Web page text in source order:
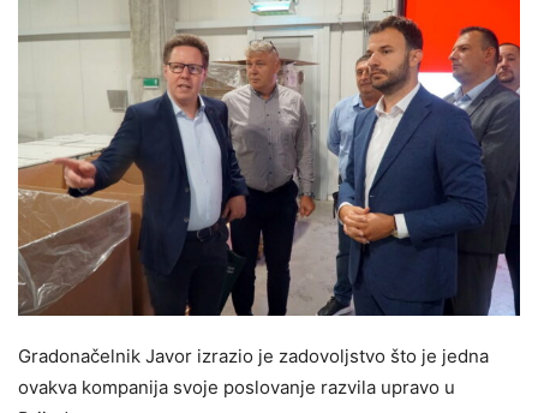
Gradonačelnik Javor izrazio je zadovoljstvo što je jedna
ovakva kompanija svoje poslovanje razvila upravo u